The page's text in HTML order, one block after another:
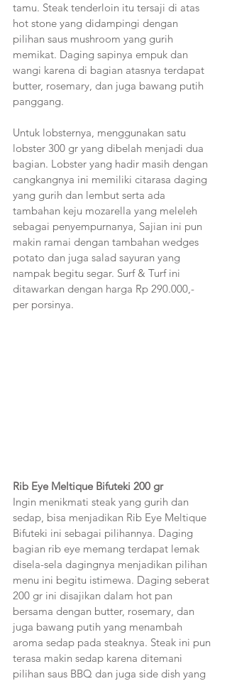
tamu. Steak tenderloin itu tersaji di atas
hot stone yang didampingi dengan
pilihan saus mushroom yang gurih
memikat. Daging sapinya empuk dan
wangi karena di bagian atasnya terdapat
butter, rosemary, dan juga bawang putih
panggang.
Untuk lobsternya, menggunakan satu
lobster 300 gr yang dibelah menjadi dua
bagian. Lobster yang hadir masih dengan
cangkangnya ini memiliki citarasa daging
yang gurih dan lembut serta ada
tambahan keju mozarella yang meleleh
sebagai penyempurnanya, Sajian ini pun
makin ramai dengan tambahan wedges
potato dan juga salad sayuran yang
nampak begitu segar. Surf & Turf ini
ditawarkan dengan harga Rp 290.000,-
per porsinya.
Rib Eye Meltique Bifuteki 200 gr
Ingin menikmati steak yang gurih dan
sedap, bisa menjadikan Rib Eye Meltique
Bifuteki ini sebagai pilihannya. Daging
bagian rib eye memang terdapat lemak
disela-sela dagingnya menjadikan pilihan
menu ini begitu istimewa. Daging seberat
200 gr ini disajikan dalam hot pan
bersama dengan butter, rosemary, dan
juga bawang putih yang menambah
aroma sedap pada steaknya. Steak ini pun
terasa makin sedap karena ditemani
pilihan saus BBQ dan juga side dish yang